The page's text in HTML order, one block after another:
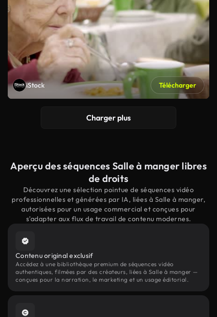
iStock Télécharger
Charger plus
Aperçu des séquences Salle à manger libres
de droits
Découvrez une sélection pointue de séquences vidéo
professionnelles et générées par IA, liées à Salle à manger,
autorisées pour un usage commercial et conçues pour
s'adapter aux flux de travail de contenu modernes.
Contenu original exclusif
Accédez à une bibliothèque premium de séquences vidéo
authentiques, filmées par des créateurs, liées à Salle à manger —
conçues pour la narration, le marketing et un usage éditorial.